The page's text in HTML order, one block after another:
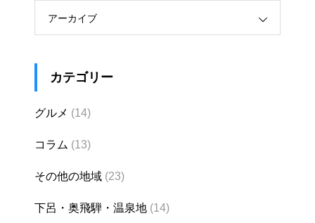
アーカイブ
カテゴリー
グルメ (14)
コラム (13)
その他の地域 (23)
下呂・奥飛騨・温泉地 (14)